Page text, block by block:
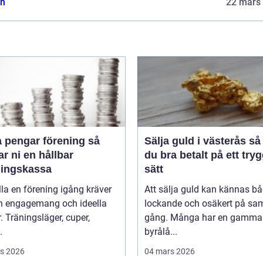
förening så
ni en hållbar
en förening igång kräver
engagemang och ideella
Träningsläger, cuper,
2026
Sälja guld i västerås så får
du bra betalt på ett
sätt
Att sälja guld kan kännas
lockande och osäkert på
gång. Många har en
byrålå...
04 mars 2026